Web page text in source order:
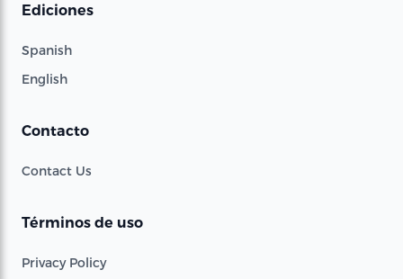
Ediciones
Spanish
English
Contacto
Contact Us
Términos de uso
Privacy Policy